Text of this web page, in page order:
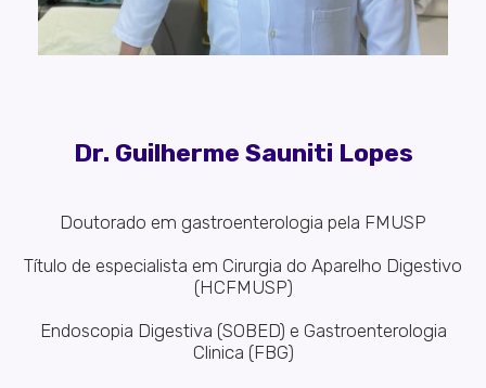
Dr. Guilherme Sauniti Lopes
Doutorado em gastroenterologia pela FMUSP
Título de especialista em Cirurgia do Aparelho Digestivo
(HCFMUSP)
Endoscopia Digestiva (SOBED) e Gastroenterologia
Clinica (FBG)